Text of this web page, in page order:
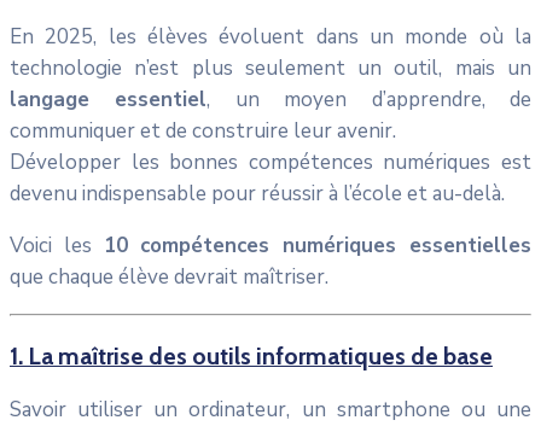
En 2025, les élèves évoluent dans un monde où la
technologie n’est plus seulement un outil, mais un
langage essentiel, un moyen d’apprendre, de
communiquer et de construire leur avenir.
Développer les bonnes compétences numériques est
devenu indispensable pour réussir à l’école et au-delà.
Voici les 10 compétences numériques essentielles
que chaque élève devrait maîtriser.
1. La maîtrise des outils informatiques de base
Savoir utiliser un ordinateur, un smartphone ou une